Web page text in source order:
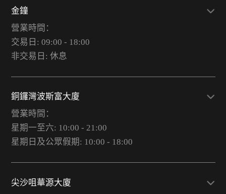
金鐘
營業時間：
交易日: 09:00 - 18:00
非交易日: 休息
銅鑼灣波斯富大廈
營業時間：
星期一至六: 10:00 - 21:00
星期日及公眾假期: 10:00 - 18:00
尖沙咀華源大廈